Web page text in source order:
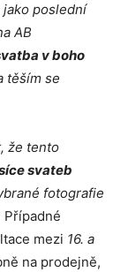
jako poslední
AB
v boho
těším se
že tento
svateb
fotografie
Případné
mezi 16. a
na prodejně,